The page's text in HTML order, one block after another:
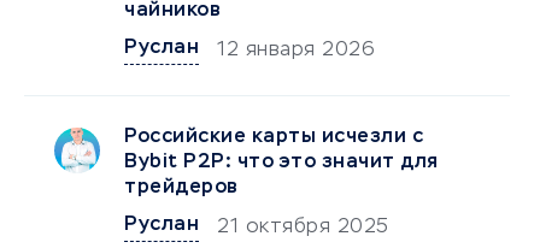
чайников
Руслан
12 января 2026
Российские карты исчезли с
Bybit P2P: что это значит для
трейдеров
Руслан
21 октября 2025